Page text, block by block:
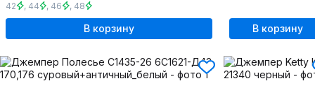
42 , 44 , 46 , 48
В корзину В корзину